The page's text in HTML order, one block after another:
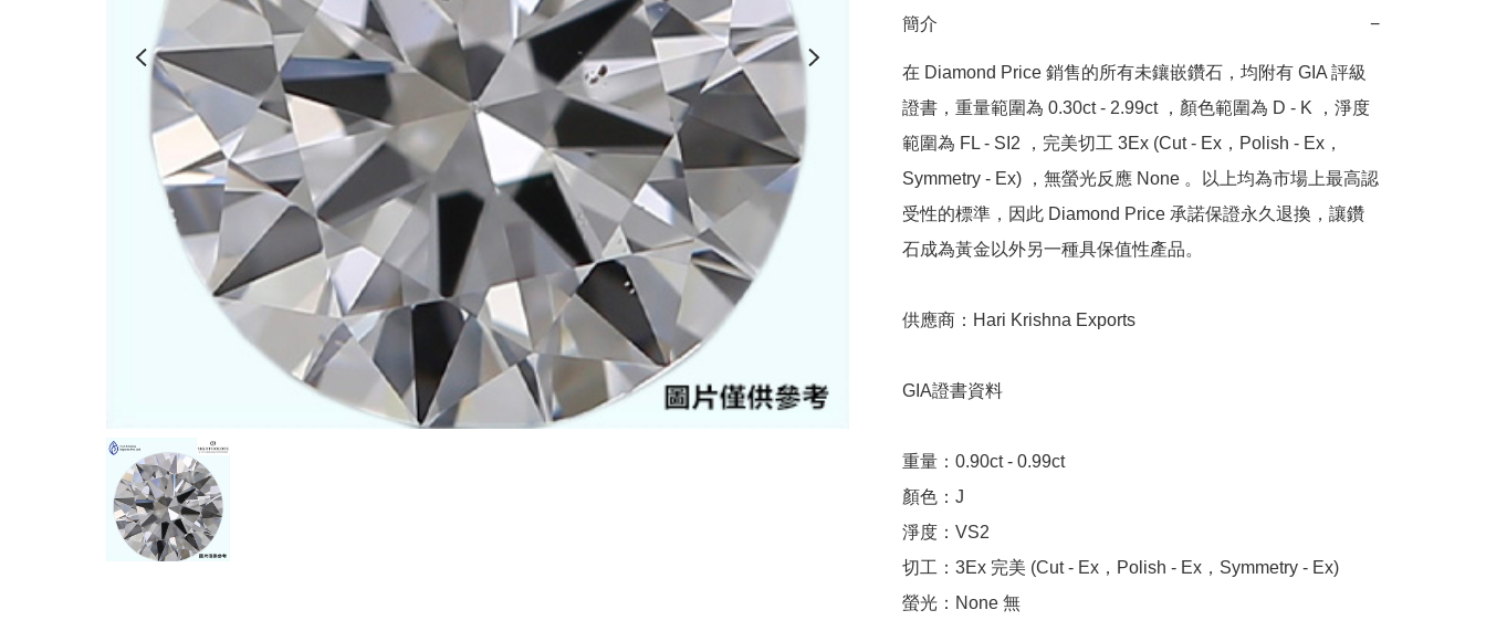
簡介 −
在 Diamond Price 銷售的所有未鑲嵌鑽石，均附有 GIA 評級
證書，重量範圍為 0.30ct - 2.99ct ，顏色範圍為 D - K ，淨度
範圍為 FL - SI2 ，完美切工 3Ex (Cut - Ex，Polish - Ex，
Symmetry - Ex) ，無螢光反應 None 。以上均為市場上最高認
受性的標準，因此 Diamond Price 承諾保證永久退換，讓鑽
石成為黃金以外另一種具保值性產品。
供應商：Hari Krishna Exports
GIA證書資料
重量：0.90ct - 0.99ct
顏色：J
淨度：VS2
切工：3Ex 完美 (Cut - Ex，Polish - Ex，Symmetry - Ex)
螢光：None 無